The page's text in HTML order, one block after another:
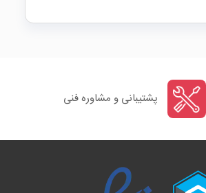
پشتیبانی و مشاوره فنی